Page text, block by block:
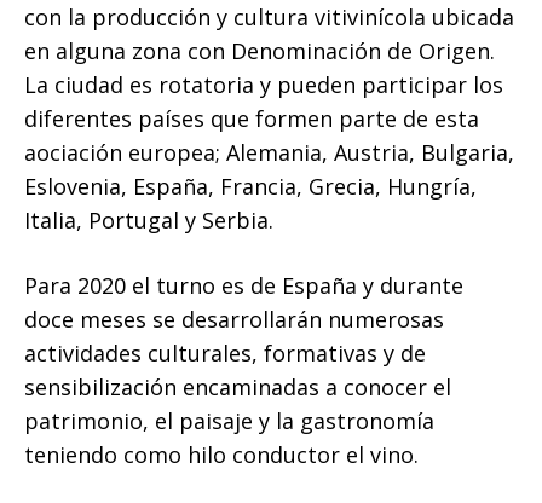
con la producción y cultura vitivinícola ubicada
en alguna zona con Denominación de Origen.
La ciudad es rotatoria y pueden participar los
diferentes países que formen parte de esta
aociación europea; Alemania, Austria, Bulgaria,
Eslovenia, España, Francia, Grecia, Hungría,
Italia, Portugal y Serbia.
Para 2020 el turno es de España y durante
doce meses se desarrollarán numerosas
actividades culturales, formativas y de
sensibilización encaminadas a conocer el
patrimonio, el paisaje y la gastronomía
teniendo como hilo conductor el vino.